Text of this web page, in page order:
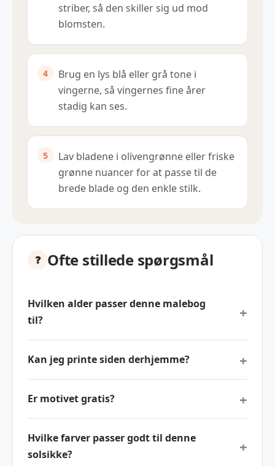
striber, så den skiller sig ud mod
blomsten.
Brug en lys blå eller grå tone i
vingerne, så vingernes fine årer
stadig kan ses.
Lav bladene i olivengrønne eller friske
grønne nuancer for at passe til de
brede blade og den enkle stilk.
Ofte stillede spørgsmål
Hvilken alder passer denne malebog
til?
Kan jeg printe siden derhjemme?
Er motivet gratis?
Hvilke farver passer godt til denne
solsikke?